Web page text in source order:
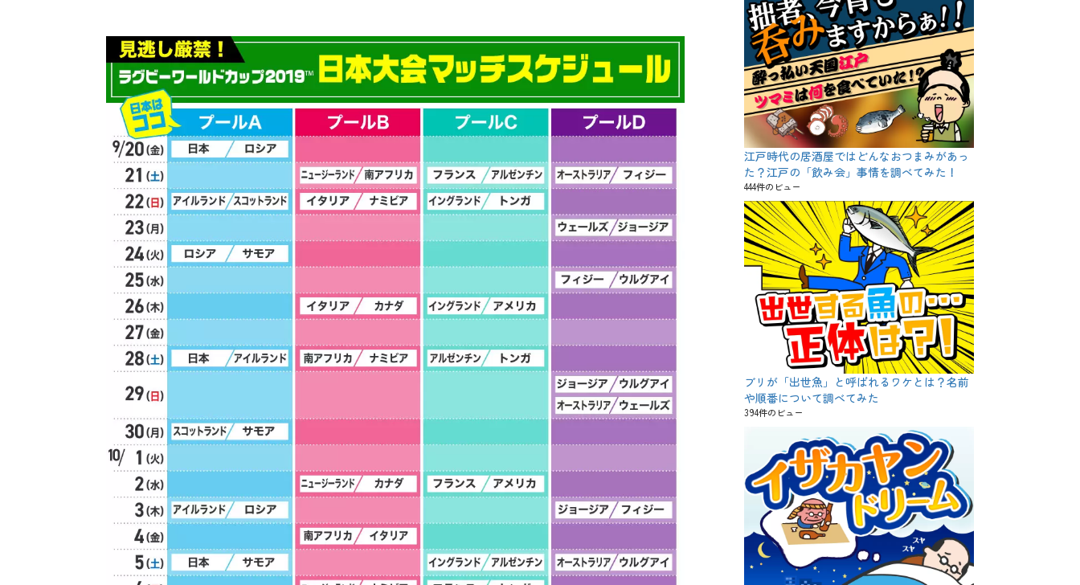
江戸時代の居酒屋ではどんなおつまみがあっ
た？江戸の「飲み会」事情を調べてみた！
444件のビュー
ブリが「出世魚」と呼ばれるワケとは？名前
や順番について調べてみた
394件のビュー